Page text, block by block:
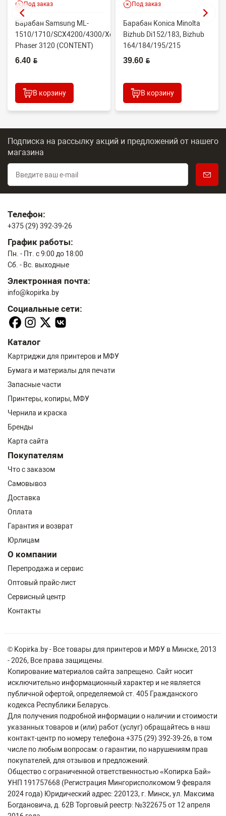
Под заказ
Барабан Samsung ML-
1510/1710/SCX4200/4300/Xerox
Phaser 3120 (CONTENT)
6.40 BYN
В корзину
Под заказ
Барабан Konica Minolta
Bizhub Di152/183, Bizhub
164/184/195/215
(CET1821N) 60000 стр.
39.60 BYN
В корзину
Подписка на рассылку акций и предложений от нашего
магазина
Телефон:
+375 (29) 392-39-26
График работы:
Пн. - Пт. с 9:00 до 18:00
Сб. - Вс. выходные
Электронная почта:
info@kopirka.by
Социальные сети:
Каталог
Картриджи для принтеров и МФУ
Бумага и материалы для печати
Запасные части
Принтеры, копиры, МФУ
Чернила и краска
Бренды
Карта сайта
Покупателям
Что с заказом
Самовывоз
Доставка
Оплата
Гарантия и возврат
Юрлицам
О компании
Перепродажа и сервис
Оптовый прайс-лист
Сервисный центр
Контакты
© Kopirka.by - Все товары для принтеров и МФУ в Минске, 2013
- 2026, Все права защищены.
Копирование материалов сайта запрещено. Сайт носит
исключительно информационный характер и не является
публичной офертой, определяемой ст. 405 Гражданского
кодекса Республики Беларусь.
Для получения подробной информации о наличии и стоимости
указанных товаров и (или) работ (услуг) обращайтесь в наш
контакт-центр по номеру телефона +375 (29) 392-39-26, в том
числе по любым вопросам: о гарантии, по нарушениям прав
покупателей, для отзывов и предложений.
Общество с ограниченной ответственностью «Копирка Бай»
УНП 191757668 (Регистрация Мингорисполкомом 9 февраля
2024 года) Юридический адрес: 220123, г. Минск, ул. Максима
Богдановича, д. 62В Торговый реестр: №322675 от 12 апреля